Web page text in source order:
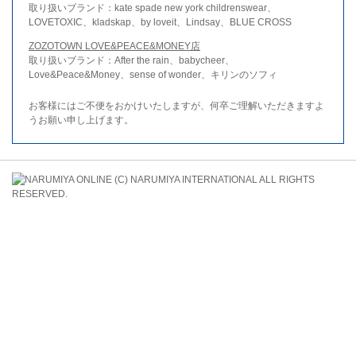
取り扱いブランド：kate spade new york childrenswear、
LOVETOXIC、kladskap、by loveit、Lindsay、BLUE CROSS
ZOZOTOWN LOVE&PEACE&MONEY店
取り扱いブランド：After the rain、babycheer、
Love&Peace&Money、sense of wonder、キリンのソフィ
お客様にはご不便をおかけいたしますが、何卒ご理解いただきますよ
うお願い申し上げます。